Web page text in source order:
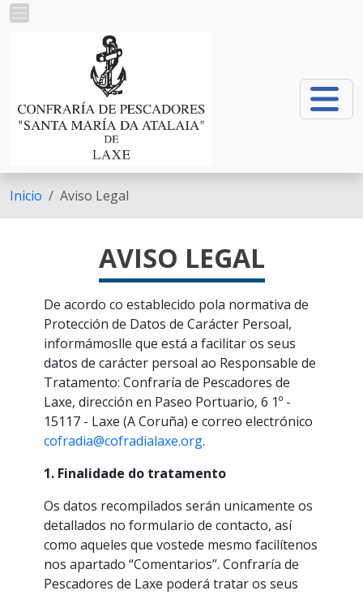
Pasar al contenido principal
Inicio Aviso Legal
AVISO LEGAL
De acordo co establecido pola normativa de
Protección de Datos de Carácter Persoal,
informámoslle que está a facilitar os seus
datos de carácter persoal ao Responsable de
Tratamento: Confraría de Pescadores de
Laxe, dirección en Paseo Portuario, 6 1º -
15117 - Laxe (A Coruña) e correo electrónico
cofradia@cofradialaxe.org.
1. Finalidade do tratamento
Os datos recompilados serán unicamente os
detallados no formulario de contacto, así
como aqueles que vostede mesmo facilítenos
nos apartado “Comentarios”. Confraría de
Pescadores de Laxe poderá tratar os seus